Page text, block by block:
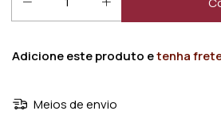
Adicione este produto etenha
Meios de envio